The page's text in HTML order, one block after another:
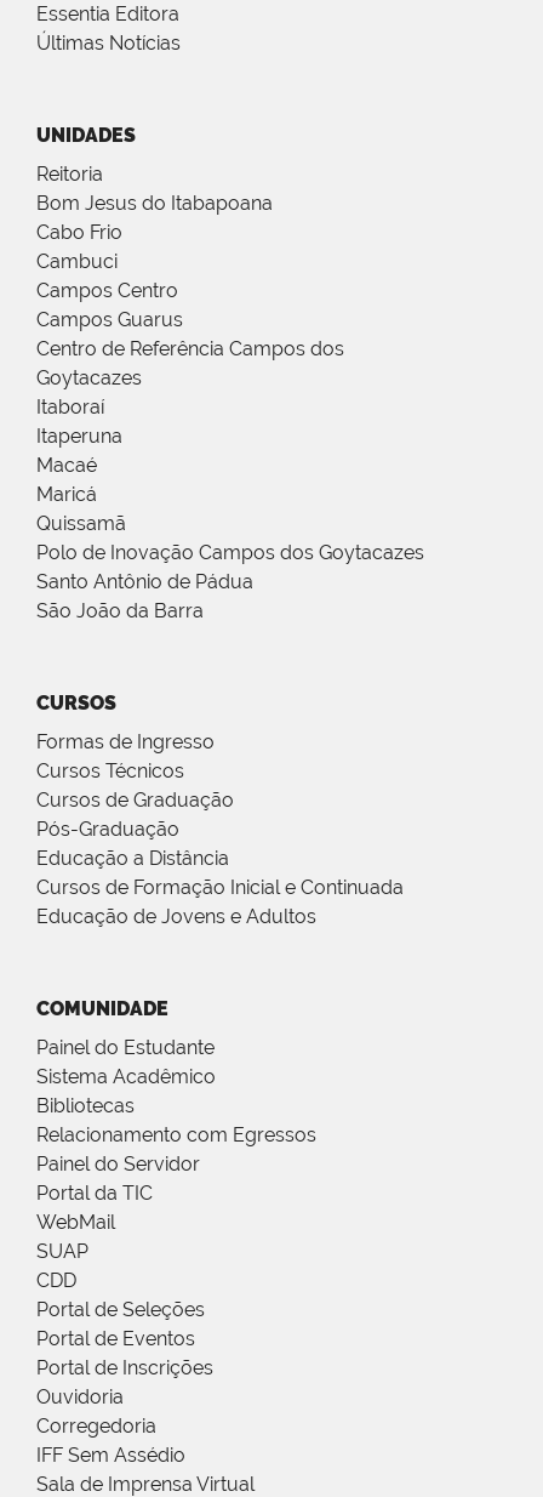
Essentia Editora
Últimas Notícias
UNIDADES
Reitoria
Bom Jesus do Itabapoana
Cabo Frio
Cambuci
Campos Centro
Campos Guarus
Centro de Referência Campos dos
Goytacazes
Itaboraí
Itaperuna
Macaé
Maricá
Quissamã
Polo de Inovação Campos dos Goytacazes
Santo Antônio de Pádua
São João da Barra
CURSOS
Formas de Ingresso
Cursos Técnicos
Cursos de Graduação
Pós-Graduação
Educação a Distância
Cursos de Formação Inicial e Continuada
Educação de Jovens e Adultos
COMUNIDADE
Painel do Estudante
Sistema Acadêmico
Bibliotecas
Relacionamento com Egressos
Painel do Servidor
Portal da TIC
WebMail
SUAP
CDD
Portal de Seleções
Portal de Eventos
Portal de Inscrições
Ouvidoria
Corregedoria
IFF Sem Assédio
Sala de Imprensa Virtual